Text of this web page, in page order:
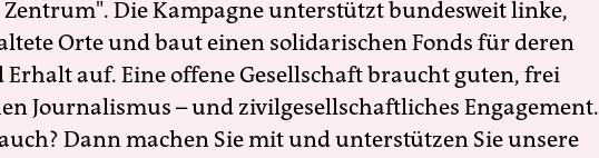
Die Kampagne unterstützt bundesweit linke,
Orte und baut einen solidarischen Fonds für deren
Erhalt auf. Eine offene Gesellschaft braucht guten, frei
Journalismus – und zivilgesellschaftliches Engagement.
Dann machen Sie mit und unterstützen Sie unsere